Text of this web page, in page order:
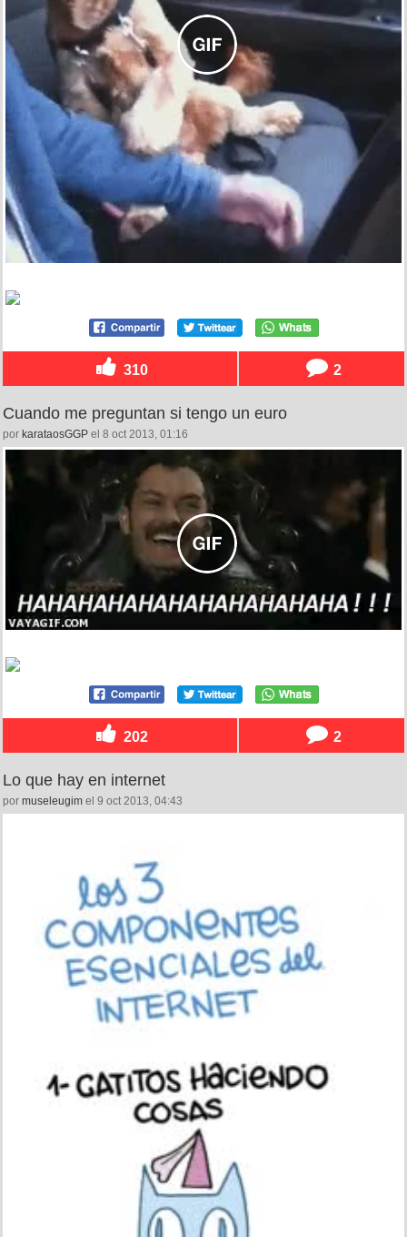
310 2
Cuando me preguntan si tengo un euro
por karataosGGP el 8 oct 2013, 01:16
202 2
Lo que hay en internet
por museleugim el 9 oct 2013, 04:43